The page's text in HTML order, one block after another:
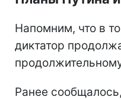
Напомним, что в
диктатор
Ранее